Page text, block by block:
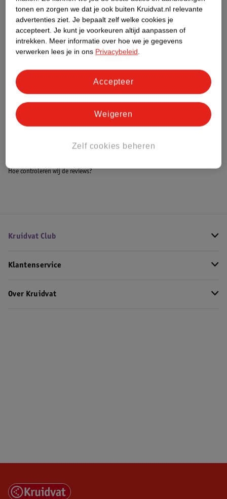
Nature Impact Score
Dit product heeft (nog) geen Nature
Impact Score.
Meer informatie
Bestel & Bezorginformatie
Bekijk ook
Yves Saint Laurent Alle Herenparfum
Hoe controleren wij de reviews?
Kruidvat Club
Klantenservice
Over Kruidvat
tonen en zorgen we dat je ook buiten Kruidvat.nl relevante
advertenties ziet. Je bepaalt zelf welke cookies je
accepteert. Je kunt je voorkeuren altijd aanpassen of
intrekken. Meer informatie over hoe we je gegevens
verwerken lees je in ons Privacybeleid.
Zelf cookies beheren
Weigeren
Accepteer